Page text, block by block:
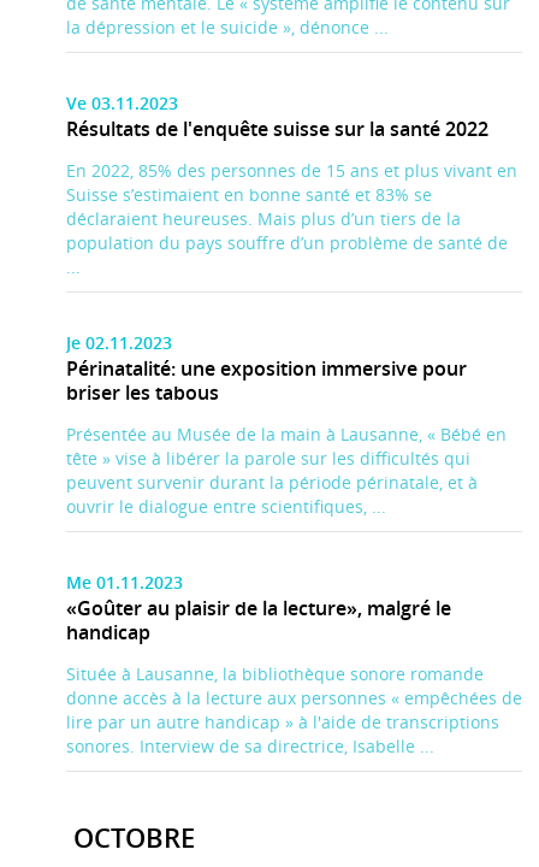
la dépression et le suicide », dénonce ...
Ve 03.11.2023
Résultats de l'enquête suisse sur la santé 2022
En 2022, 85% des personnes de 15 ans et plus vivant en
Suisse s’estimaient en bonne santé et 83% se
déclaraient heureuses. Mais plus d’un tiers de la
population du pays souffre d’un problème de santé de
...
Je 02.11.2023
Périnatalité: une exposition immersive pour
briser les tabous
Présentée au Musée de la main à Lausanne, « Bébé en
tête » vise à libérer la parole sur les difficultés qui
peuvent survenir durant la période périnatale, et à
ouvrir le dialogue entre scientifiques, ...
Me 01.11.2023
«Goûter au plaisir de la lecture», malgré le
handicap
Située à Lausanne, la bibliothèque sonore romande
donne accès à la lecture aux personnes « empêchées de
lire par un autre handicap » à l'aide de transcriptions
sonores. Interview de sa directrice, Isabelle ...
OCTOBRE